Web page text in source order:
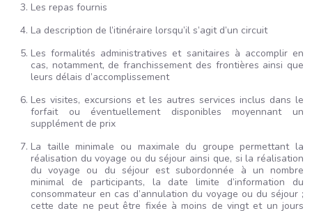
Les repas fournis
La description de l’itinéraire lorsqu’il s’agit d’un circuit
Les formalités administratives et sanitaires à accomplir en
cas, notamment, de franchissement des frontières ainsi que
leurs délais d’accomplissement
Les visites, excursions et les autres services inclus dans le
forfait ou éventuellement disponibles moyennant un
supplément de prix
La taille minimale ou maximale du groupe permettant la
réalisation du voyage ou du séjour ainsi que, si la réalisation
du voyage ou du séjour est subordonnée à un nombre
minimal de participants, la date limite d’information du
consommateur en cas d’annulation du voyage ou du séjour ;
cette date ne peut être fixée à moins de vingt et un jours